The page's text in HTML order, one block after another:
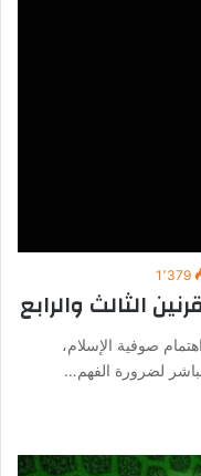
1٬379
الثالث والرابع
صوفية الإسلام،
لضرورة الفهم…